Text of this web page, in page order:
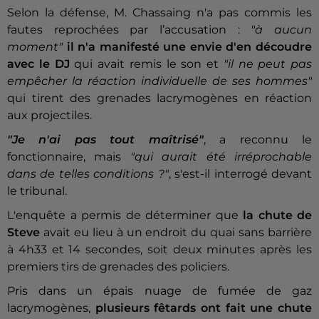
Selon la défense, M. Chassaing n'a pas commis les
fautes reprochées par l’accusation : "à aucun
moment" il n'a manifesté une envie d'en découdre
avec le DJ qui avait remis le son et "il ne peut pas
empêcher la réaction individuelle de ses hommes"
qui tirent des grenades lacrymogènes en réaction
aux projectiles.
"Je n'ai pas tout maîtrisé", a reconnu le
fonctionnaire, mais
"qui aurait été irréprochable
dans de telles conditions ?", s'est-il interrogé devant
le tribunal.
L'enquête a permis de déterminer que
la chute de
Steve avait eu lieu à un endroit du quai sans barrière
à 4h33 et 14 secondes, soit deux minutes après les
premiers tirs de grenades des policiers.
Pris dans un épais nuage de fumée de gaz
lacrymogènes, plusieurs fêtards ont fait une chute